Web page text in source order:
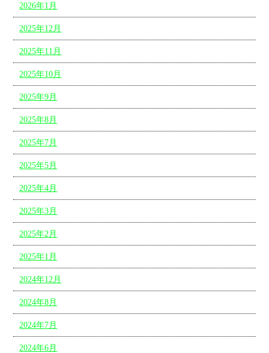
2026年1月
2025年12月
2025年11月
2025年10月
2025年9月
2025年8月
2025年7月
2025年5月
2025年4月
2025年3月
2025年2月
2025年1月
2024年12月
2024年8月
2024年7月
2024年6月